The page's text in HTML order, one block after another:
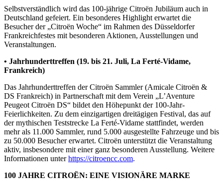
Selbstverständlich wird das 100-jährige Citroën Jubiläum auch in
Deutschland gefeiert. Ein besonderes Highlight erwartet die
Besucher der „Citroën Woche“ im Rahmen des Düsseldorfer
Frankreichfestes mit besonderen Aktionen, Ausstellungen und
Veranstaltungen.
• Jahrhunderttreffen (19. bis 21. Juli, La Ferté-Vidame,
Frankreich)
Das Jahrhunderttreffen der Citroën Sammler (Amicale Citroën &
DS Frankreich) in Partnerschaft mit dem Verein „L’Aventure
Peugeot Citroën DS“ bildet den Höhepunkt der 100-Jahr-
Feierlichkeiten. Zu dem einzigartigen dreitägigen Festival, das auf
der mythischen Teststrecke La Ferté-Vidame stattfindet, werden
mehr als 11.000 Sammler, rund 5.000 ausgestellte Fahrzeuge und bis
zu 50.000 Besucher erwartet. Citroën unterstützt die Veranstaltung
aktiv, insbesondere mit einer ganz besonderen Ausstellung. Weitere
Informationen unterhttps://citroencc.com.
100 JAHRE CITROËN: EINE VISIONÄRE MARKE